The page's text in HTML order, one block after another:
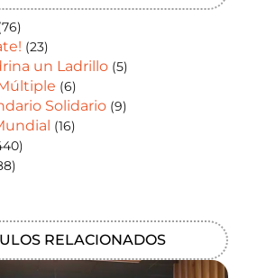
(23)
un Ladrillo (5)
(6)
Solidario (9)
(16)
RELACIONADOS